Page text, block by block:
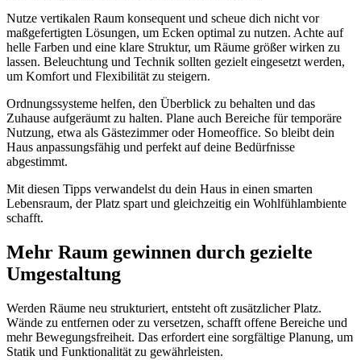
Nutze vertikalen Raum konsequent und scheue dich nicht vor
maßgefertigten Lösungen, um Ecken optimal zu nutzen. Achte auf
helle Farben und eine klare Struktur, um Räume größer wirken zu
lassen. Beleuchtung und Technik sollten gezielt eingesetzt werden,
um Komfort und Flexibilität zu steigern.
Ordnungssysteme helfen, den Überblick zu behalten und das
Zuhause aufgeräumt zu halten. Plane auch Bereiche für temporäre
Nutzung, etwa als Gästezimmer oder Homeoffice. So bleibt dein
Haus anpassungsfähig und perfekt auf deine Bedürfnisse
abgestimmt.
Mit diesen Tipps verwandelst du dein Haus in einen smarten
Lebensraum, der Platz spart und gleichzeitig ein Wohlfühlambiente
schafft.
Mehr Raum gewinnen durch gezielte
Umgestaltung
Werden Räume neu strukturiert, entsteht oft zusätzlicher Platz.
Wände zu entfernen oder zu versetzen, schafft offene Bereiche und
mehr Bewegungsfreiheit. Das erfordert eine sorgfältige Planung, um
Statik und Funktionalität zu gewährleisten.